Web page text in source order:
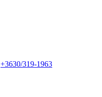
+3630/319-1963